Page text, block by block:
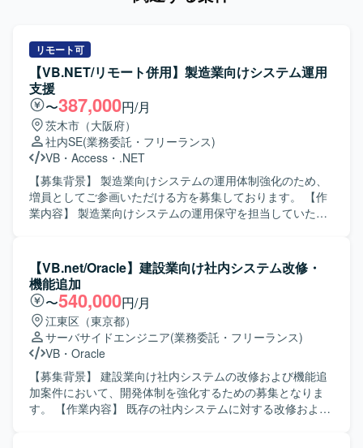
リモート可
【VB.NET/リモート併用】製造業向けシステム運用
支援
〜387,000円/月
茨木市（大阪府）
社内SE(業務委託・フリーランス)
VB ・ Access ・ .NET
【募集背景】 製造業向けシステムの運用体制強化のため、
増員としてご参画いただける方を募集しております。 【作
業内容】 製造業向けシステムの運用保守を担当していただ
実装、関連ドキュメントの作成・更新などを行っていただ
きます。 【求める人物像】 自身のタスクを適切に管理し、
関係者とのコミュニケーションを取りながら主体的に業務
を進めていただける方を求めております。既存システムの
仕様をキャッチアップし、運用や改善に根気強く取り組ん
でいただける方ですと望ましいです。 【ポジションの魅
力】 長期的に製造業向けシステムの運用保守に関わること
で、業務ドメイン知識や既存システムの知見を深めること
ができます。運用から改善・開発まで一連の工程に携わる
ことで、保守運用スキルと開発スキルの双方を高めていた
【VB.net/Oracle】建設業向け社内システム改修・
機能追加
〜540,000円/月
江東区（東京都）
サーバサイドエンジニア(業務委託・フリーランス)
VB ・ Oracle
【募集背景】 建設業向け社内システムの改修および機能追
加案件において、開発体制を強化するための募集となりま
す。 【作業内容】 既存の社内システムに対する改修および